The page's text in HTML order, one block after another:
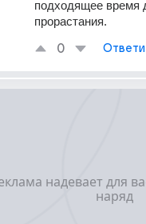
подходящее время
прорастания.
0